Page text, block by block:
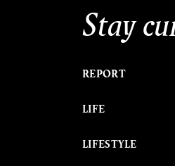
Stay
REPORT
LIFE
LIFESTYLE